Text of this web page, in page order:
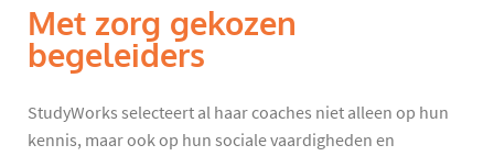
Met zorg gekozen
begeleiders
StudyWorks selecteert al haar coaches niet alleen op hun
kennis, maar ook op hun sociale vaardigheden en